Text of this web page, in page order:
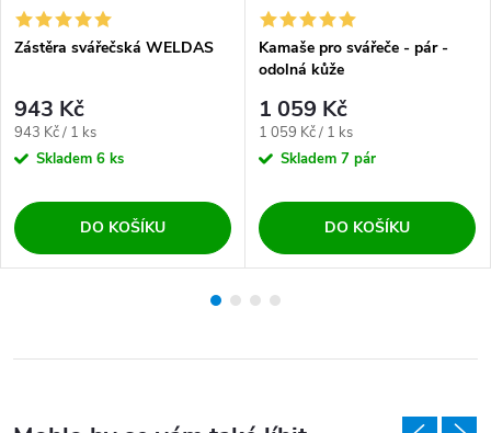
Zástěra svářečská WELDAS
943 Kč
Měrná cena:
943 Kč / 1 ks
Skladem 6 ks
DO KOŠÍKU
Kamaše pro svářeče - pár -
odolná kůže
1 059 Kč
Měrná cena:
1 059 Kč / 1 ks
Skladem 7 pár
DO KOŠÍKU